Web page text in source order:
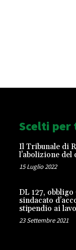
Scelti per
Il Tribunale di
l’abolizione
15 Luglio 2022
DL 127, obbligo
sindacato
stipendio ai
23 Settembre 2021